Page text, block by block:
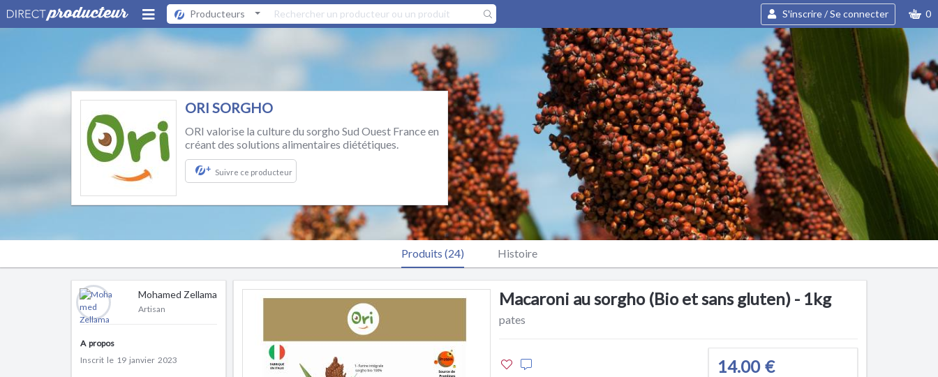
Producteurs S'inscrire / Se connecter 0
ORI SORGHO
ORI valorise la culture du sorgho Sud Ouest France en
créant des solutions alimentaires diététiques.
+ Suivre ce producteur
Produits (24) Histoire
Mohamed Zellama
Artisan
A propos
Inscrit le 19 janvier 2023
Macaroni au sorgho (Bio et sans gluten) - 1kg
pates
14.00 €